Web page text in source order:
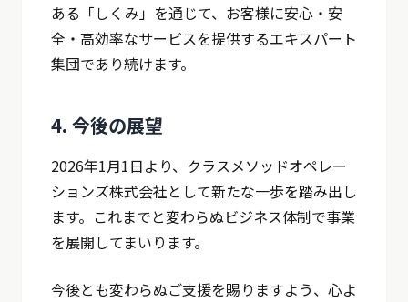
ある「しくみ」を通じて、お客様に安心・安
全・高効率なサービスを提供するエキスパート
集団であり続けます。
4. 今後の展望
2026年1月1日より、クラスメソッドオペレー
ションズ株式会社として新たな一歩を踏み出し
ます。これまでと変わらぬビジネス体制で事業
を展開してまいります。
今後とも変わらぬご支援を賜りますよう、心よ